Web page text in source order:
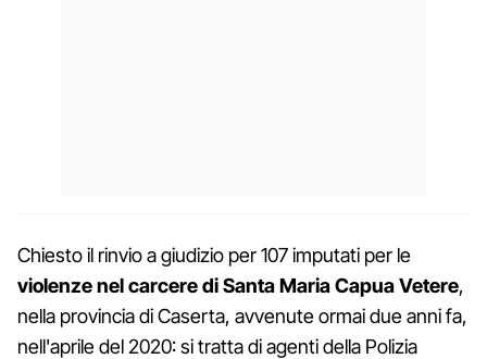
Chiesto il rinvio a giudizio per 107 imputati per le
violenze nel carcere di Santa Maria Capua Vetere,
nella provincia di Caserta, avvenute ormai due anni fa,
nell'aprile del 2020: si tratta di agenti della Polizia